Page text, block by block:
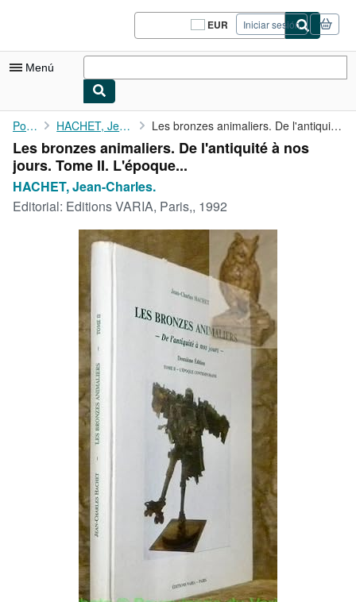
Pasar al contenido principal
EUR
Preferencias
de
del
Iniciar sesión
Menú
Mi cuenta
Consultar mis pedidos
Cerrar sesión
Búsqueda avanzada
Arte y coleccionismo
Comenzar a vender
CERRAR
Portada HACHET, Jean-Charles. Les bronzes animaliers. De l'antiquité à nos jours. Tome II. ...
Les bronzes animaliers. De l'antiquité à nos
jours. Tome II. L'époque...
HACHET, Jean-Charles.
Editorial: Editions VARIA, Paris,, 1992